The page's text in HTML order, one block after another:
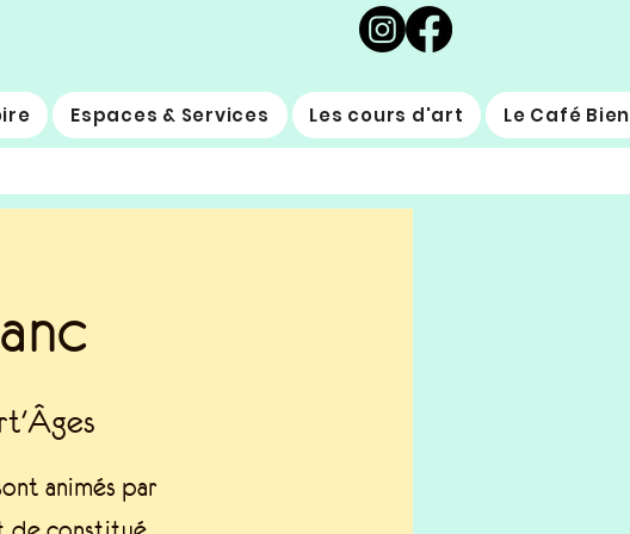
Espaces & Services Les cours d'art Le Café Bien
animés par